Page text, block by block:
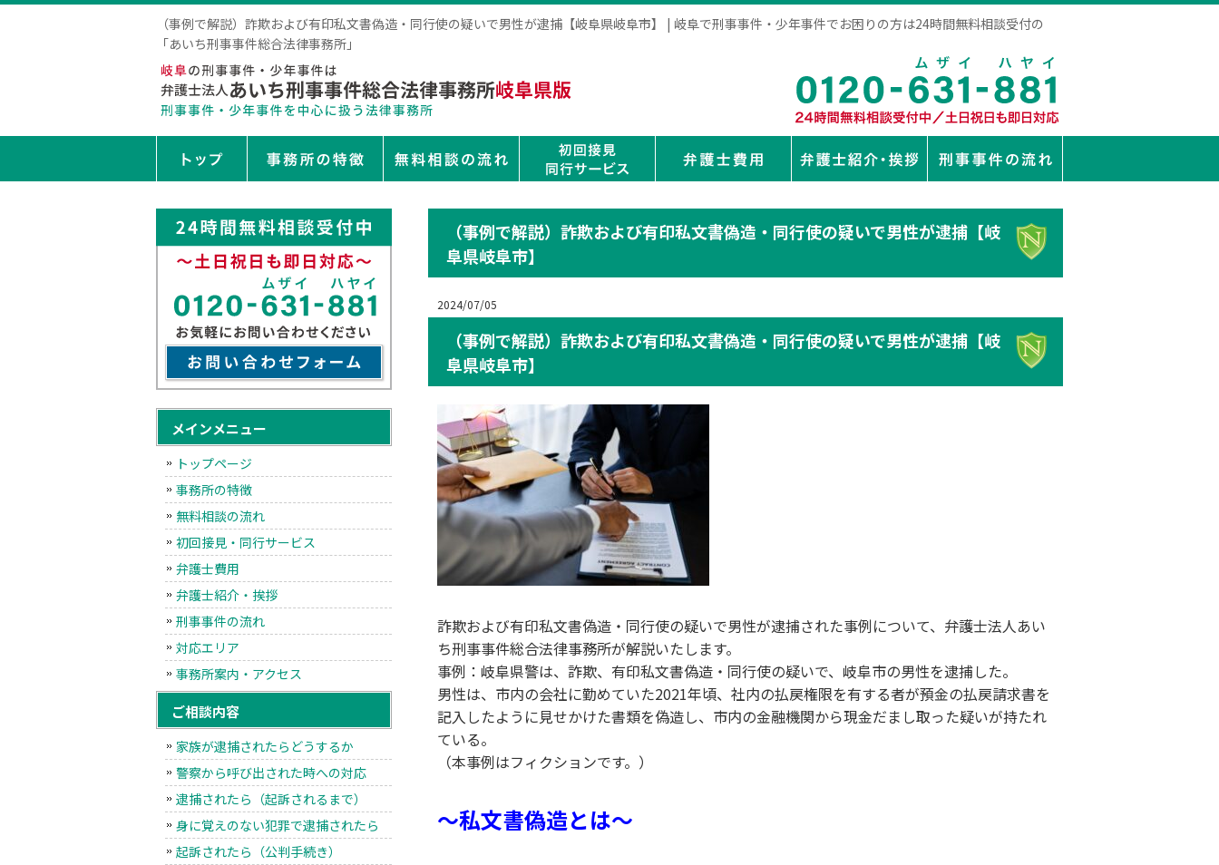
（事例で解説）詐欺および有印私文書偽造・同行使の疑いで男性が逮捕【岐阜県岐阜市】 | 岐阜で刑事事件・少年事件でお困りの方は24時間無料相談受付の
「あいち刑事事件総合法律事務所」
（事例で解説）詐欺および有印私文書偽造・同行使の疑いで男性が逮捕【岐
阜県岐阜市】
2024/07/05
（事例で解説）詐欺および有印私文書偽造・同行使の疑いで男性が逮捕【岐
阜県岐阜市】
詐欺および有印私文書偽造・同行使の疑いで男性が逮捕された事例について、弁護士法人あい
ち刑事事件総合法律事務所が解説いたします。
事例：岐阜県警は、詐欺、有印私文書偽造・同行使の疑いで、岐阜市の男性を逮捕した。
男性は、市内の会社に勤めていた2021年頃、社内の払戻権限を有する者が預金の払戻請求書を
記入したように見せかけた書類を偽造し、市内の金融機関から現金だまし取った疑いが持たれ
ている。
（本事例はフィクションです。）
～私文書偽造とは〜
メインメニュー
トップページ
事務所の特徴
無料相談の流れ
初回接見・同行サービス
弁護士費用
弁護士紹介・挨拶
刑事事件の流れ
対応エリア
事務所案内・アクセス
ご相談内容
家族が逮捕されたらどうするか
警察から呼び出された時への対応
逮捕されたら（起訴されるまで）
身に覚えのない犯罪で逮捕されたら
起訴されたら（公判手続き）